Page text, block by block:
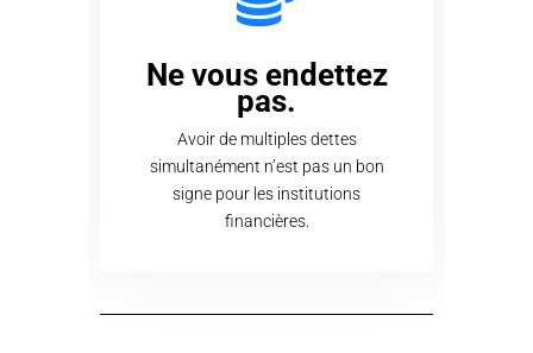
Ne vous endettez
pas.
Avoir de multiples dettes
simultanément n’est pas un bon
signe pour les institutions
financières.